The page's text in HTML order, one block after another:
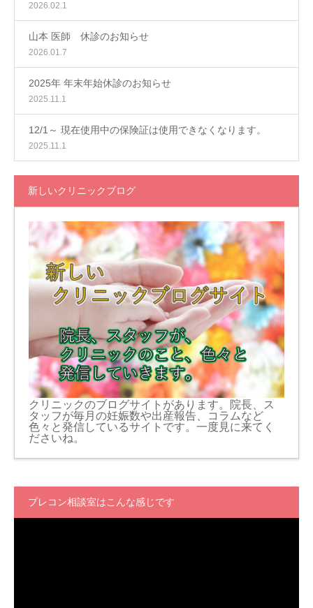
2026.02.1
山本 医師 休診のお知らせ
2026.01.7
2025年 年末年始休診のお知らせ
2025.11.1
12/1～ 現在使用中の保険証は使用できなくなります。
2025.11.1
新しいクリニックブログ
クリニックのブログサイトがあります。院長、ス
タッフが毎月の妊娠数や出産報告、コラムなど
色々と発信しているサイトです。一度見に来てく
ださいね。
プレコン相談室はこんな感じです